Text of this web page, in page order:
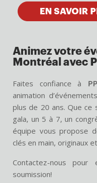
EN SAVOIR
Animez votre
Montréal avec
Faites confiance à
animation
plus de 20 ans. Que ce
gala, un 5 à 7, un
équipe vous propose
clés en main, originaux
Contactez-nous
soumission!